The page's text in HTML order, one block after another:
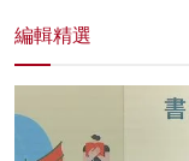
編輯精選